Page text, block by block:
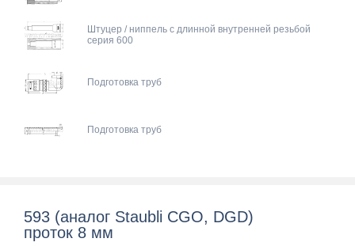
Штуцер / ниппель c длинной внутренней резьбой
серия 600
Подготовка труб
Подготовка труб
593 (аналог Staubli CGO, DGD)
проток 8 мм